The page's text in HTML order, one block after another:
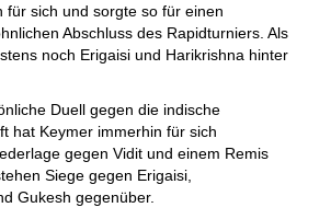
für sich und sorgte so für einen
Abschluss des Rapidturniers. Als
noch Erigaisi und Harikrishna hinter
Duell gegen die indische
hat Keymer immerhin für sich
gegen Vidit und einem Remis
Siege gegen Erigaisi,
Gukesh gegenüber.